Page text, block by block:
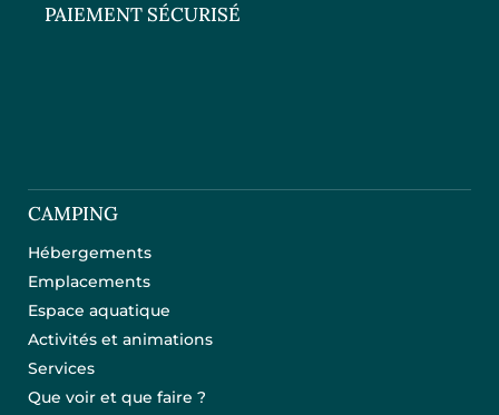
PAIEMENT SÉCURISÉ
CAMPING
Hébergements
Emplacements
Espace aquatique
Activités et animations
Services
Que voir et que faire ?